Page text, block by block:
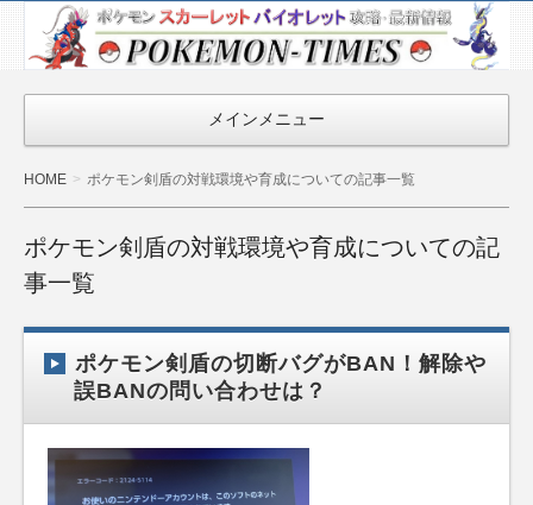
ポケモン最新
情報まとめ
『POKEMON-
TIMES』
メインメニュー
HOME ポケモン剣盾の対戦環境や育成についての記事一覧
ポケモン剣盾の対戦環境や育成についての記
事一覧
ポケモン剣盾の切断バグがBAN！解除や
誤BANの問い合わせは？